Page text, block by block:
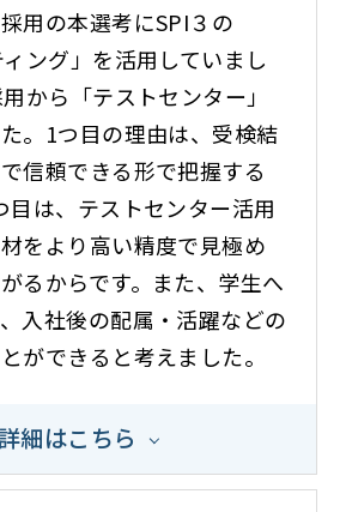
用の本選考にSPI３の
ィング」を活用していまし
から「テストセンター」
。1つ目の理由は、受検結
信頼できる形で把握する
目は、テストセンター活用
をより高い精度で見極め
るからです。また、学生へ
入社後の配属・活躍などの
ができると考えました。
細はこちら